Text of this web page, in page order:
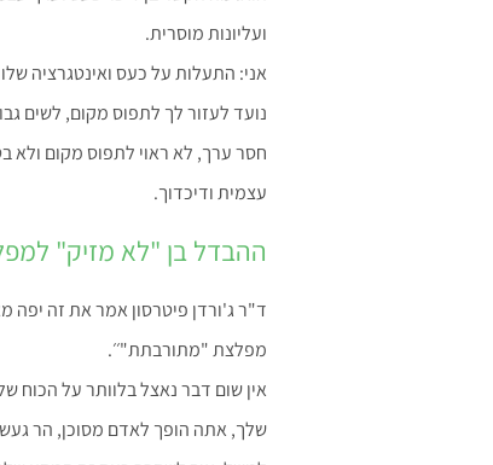
ועליונות מוסרית.
אני: התעלות על כעס ואינטגרציה
נועד לעזור לך לתפוס מקום, לשים
חסר ערך, לא ראוי לתפוס מקום ולא
עצמית ודיכדוך.
ההבדל בן "לא מזיק"
ד"ר ג'ורדן פיטרסון אמר את זה יפה
מפלצת "מתורבתת"׳׳.
אין שום דבר נאצל בלוותר על הכוח
שלך, אתה הופך לאדם מסוכן, הר